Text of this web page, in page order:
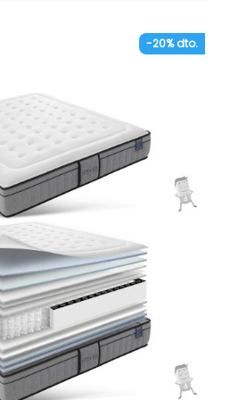
la ventilación del
HR Open Cell de alta
firmeza, confort y
Adaptative Dry-Soft de
en ambos lados.
en la funda. Previene
hongos y bacterias.
se adaptan de
permitiendo mantener
vertebral.
tratados
prevenir la aparición de
Inhibe los
-20% dto.